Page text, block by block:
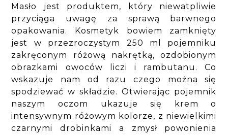
Masło jest produktem, który niewatpliwie
przyciąga uwagę za sprawą barwnego
opakowania. Kosmetyk bowiem zamknięty
jest w przezroczystym 250 ml pojemniku
zakręconym różową nakrętką, ozdobionym
obrazkami owoców liczi i rambutanu. Co
wskazuje nam od razu czego można się
spodziewać w składzie. Otwierając pojemnik
naszym oczom ukazuje się krem o
intensywnym różowym kolorze, z niewielkimi
czarnymi drobinkami a zmysł powonienia